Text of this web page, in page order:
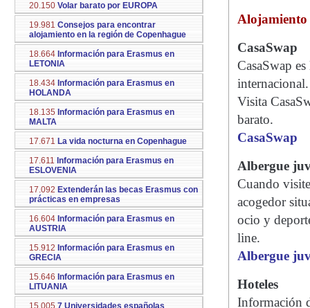
20.150 Volar barato por EUROPA
19.981 Consejos para encontrar
alojamiento en la región de Copenhague
18.664 Información para Erasmus en
LETONIA
18.434 Información para Erasmus en
HOLANDA
18.135 Información para Erasmus en
MALTA
17.671 La vida nocturna en Copenhague
17.611 Información para Erasmus en
ESLOVENIA
17.092 Extenderán las becas Erasmus con
prácticas en empresas
16.604 Información para Erasmus en
AUSTRIA
15.912 Información para Erasmus en
GRECIA
15.646 Información para Erasmus en
LITUANIA
15.005 7 Universidades españolas
Alojamiento
CasaSwap
CasaSwap
internacional.
Visita
barato.
CasaSwap
Albergue
Cuando
acogedor
ocio y
line.
Albergue
Hoteles
Información